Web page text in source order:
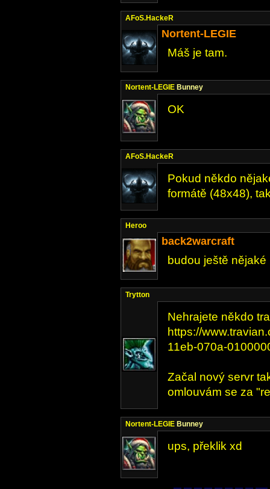
AFoS.HackeR
Nortent-LEGIE
Máš je tam.
Nortent-LEGIE Bunney
OK
AFoS.HackeR
Pokud někdo
formátě (48x48),
Heroo
back2warcraft
budou ještě
Trytton
Nehrajete někdo
https://
11eb-070a-
Začal nový servr
omlouvám se za
Nortent-LEGIE Bunney
ups, překlik xd